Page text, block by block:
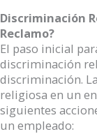
Discriminación
Reclamo?
El paso inicial
discriminación
discriminación.
religiosa en un
siguientes
un empleado: